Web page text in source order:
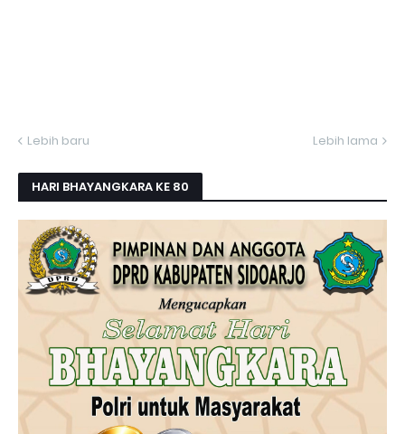
Lebih baru Lebih lama
HARI BHAYANGKARA KE 80